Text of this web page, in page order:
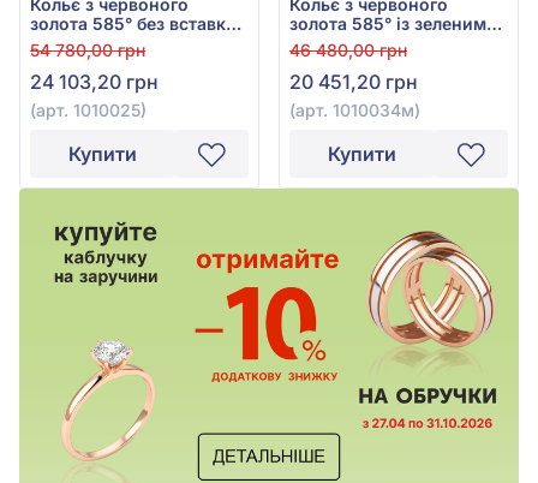
золота 585° без вставки,
арт. 1010025
54 780,00 грн
24 103,20 грн
(арт. 1010025)
Купити
золота 585° із зеленим
малахітом, арт. 1010034м
46 480,00 грн
20 451,20 грн
(арт. 1010034м)
Купити